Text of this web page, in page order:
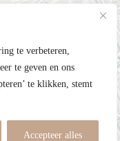
te verbeteren,
te geven en ons
te klikken, stemt
Accepteer alles